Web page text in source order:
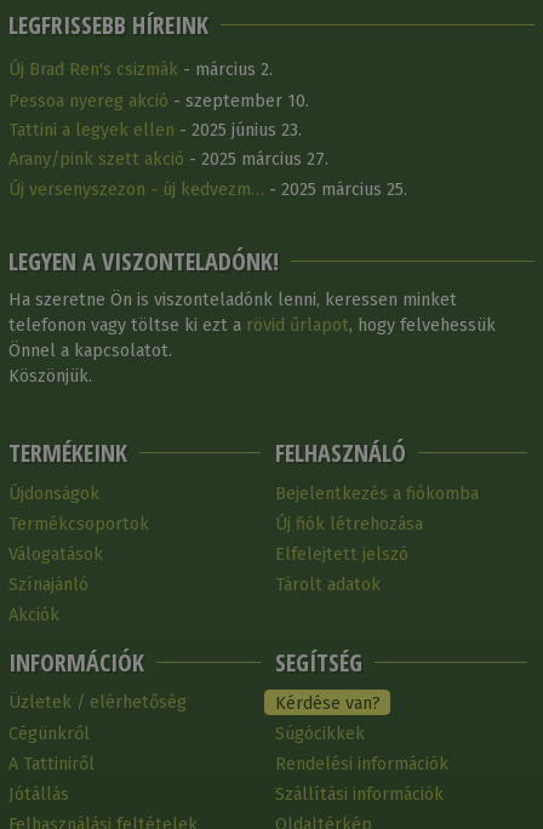
LEGFRISSEBB HÍREINK
Új Brad Ren's csizmák - március 2.
Pessoa nyereg akció - szeptember 10.
Tattini a legyek ellen - 2025 június 23.
Arany/pink szett akció - 2025 március 27.
Új versenyszezon - új kedvezm… - 2025 március 25.
LEGYEN A VISZONTELADÓNK!
Ha szeretne Ön is viszonteladónk lenni, keressen minket
telefonon vagy töltse ki ezt a rövid űrlapot, hogy felvehessük
Önnel a kapcsolatot.
Köszönjük.
TERMÉKEINK
Újdonságok
Termékcsoportok
Válogatások
Színajánló
Akciók
INFORMÁCIÓK
Üzletek / elérhetőség
Cégünkről
A Tattiniről
Jótállás
FELHASZNÁLÓ
Bejelentkezés a fiókomba
Új fiók létrehozása
Elfelejtett jelszó
Tárolt adatok
SEGÍTSÉG
Kérdése van?
Súgócikkek
Rendelési információk
Szállítási információk